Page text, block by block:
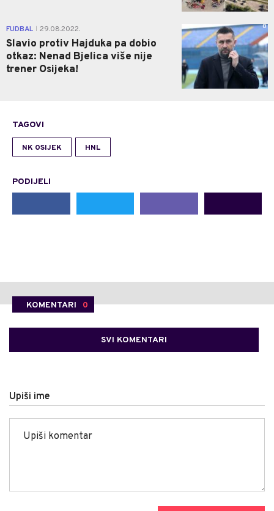
FUDBAL 29.08.2022.
Slavio protiv Hajduka pa dobio
otkaz: Nenad Bjelica više nije
trener Osijeka!
0
TAGOVI
NK OSIJEK HNL
PODIJELI
KOMENTARI 0
SVI KOMENTARI
Upiši ime